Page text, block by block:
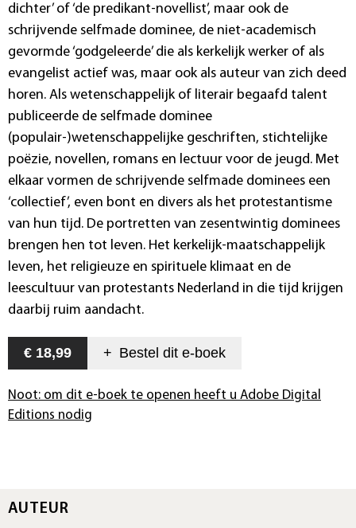
dichter’ of ‘de predikant-novellist’, maar ook de
schrijvende selfmade dominee, de niet-academisch
gevormde ‘godgeleerde’ die als kerkelijk werker of als
evangelist actief was, maar ook als auteur van zich deed
horen. Als wetenschappelijk of literair begaafd talent
publiceerde de selfmade dominee
(populair-)wetenschappelijke geschriften, stichtelijke
poëzie, novellen, romans en lectuur voor de jeugd. Met
elkaar vormen de schrijvende selfmade dominees een
‘collectief’, even bont en divers als het protestantisme
van hun tijd. De portretten van zesentwintig dominees
brengen hen tot leven. Het kerkelijk-maatschappelijk
leven, het religieuze en spirituele klimaat en de
leescultuur van protestants Nederland in die tijd krijgen
daarbij ruim aandacht.
€ 18,99 + Bestel dit e-boek
Noot: om dit e-boek te openen heeft u Adobe Digital
Editions nodig
AUTEUR